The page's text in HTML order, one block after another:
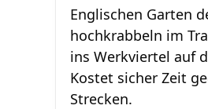
Englischen Garten
hochkrabbeln im
ins Werkviertel auf
Kostet sicher Zeit
Strecken.